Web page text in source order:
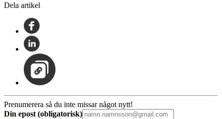
Dela artikel
Prenumerera så du inte missar något nytt!
Din epost (obligatorisk)